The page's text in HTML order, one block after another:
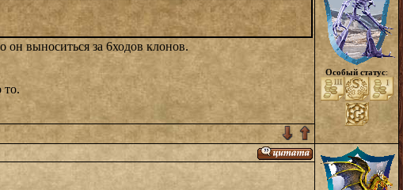
выноситься за 6ходов клонов.
то.
Особый статус: